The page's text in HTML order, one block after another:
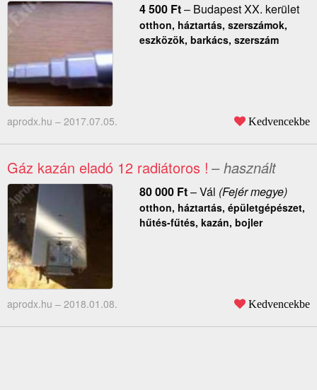
4 500 Ft– Budapest XX. kerület
otthon, háztartás, szerszámok,
eszközök, barkács, szerszám
aprodx.hu – 2017.07.05. Kedvencekbe
Gáz kazán eladó 12 radiátoros ! – használt
80 000 Ft–Vál (Fejér megye)
otthon, háztartás, épületgépészet,
hűtés-fűtés, kazán, bojler
aprodx.hu – 2018.01.08. Kedvencekbe